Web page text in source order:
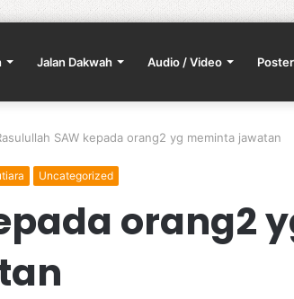
Jalan Dakwah Audio / Video
SAW kepada orang2 yg meminta jawatan
Uncategorized
orang2